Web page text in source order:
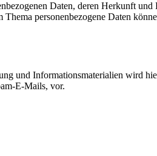
Daten, deren Herkunft und
personenbezogene Daten
und Informationsmaterialien wird
E-Mails, vor.